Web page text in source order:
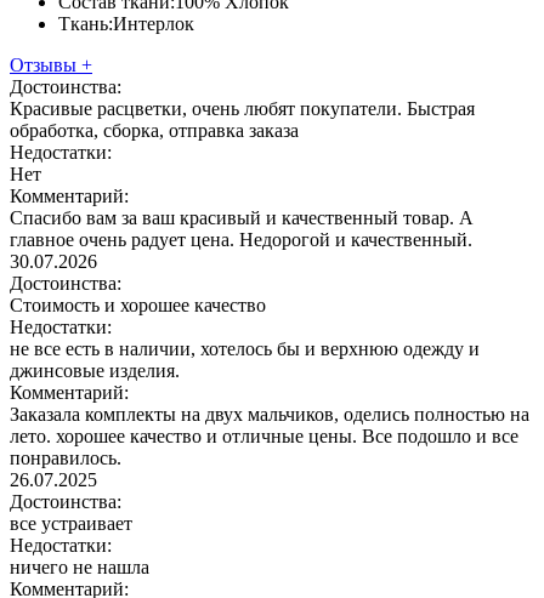
Ткань:Интерлок
Отзывы +
Достоинства:
Красивые расцветки, очень любят покупатели. Быстрая
обработка, сборка, отправка заказа
Недостатки:
Нет
Комментарий:
Спасибо вам за ваш красивый и качественный товар. А
главное очень радует цена. Недорогой и качественный.
30.07.2026
Достоинства:
Стоимость и хорошее качество
Недостатки:
не все есть в наличии, хотелось бы и верхнюю одежду и
джинсовые изделия.
Комментарий:
Заказала комплекты на двух мальчиков, оделись полностью на
лето. хорошее качество и отличные цены. Все подошло и все
понравилось.
26.07.2025
Достоинства:
все устраивает
Недостатки:
ничего не нашла
Комментарий: